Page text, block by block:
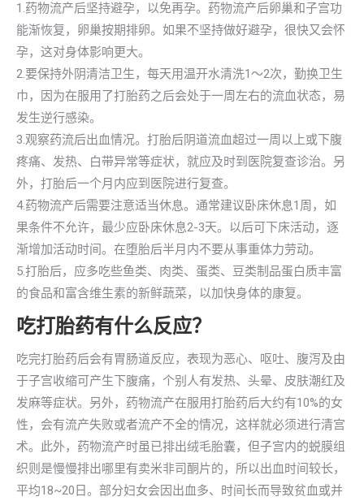
1.药物流产后坚持避孕，以免再孕。药物流产后卵巢和子宫功
能渐恢复，卵巢按期排卵。如果不坚持做好避孕，很快又会怀
孕，这对身体影响更大。
2.要保持外阴清洁卫生，每天用温开水清洗1～2次，勤换卫生
巾，因为在服用了打胎药之后会处于一周左右的流血状态，易
发生逆行感染。
3.观察药流后出血情况。打胎后阴道流血超过一周以上或下腹
疼痛、发热、白带异常等症状，就应及时到医院复查诊治。另
外，打胎后一个月内应到医院进行复查。
4.药物流产后需要注意适当休息。通常建议卧床休息1周，如
果条件不允许，最少应卧床休息2-3天。以后可下床活动，逐
渐增加活动时间。在堕胎后半月内不要从事重体力劳动。
5.打胎后，应多吃些鱼类、肉类、蛋类、豆类制品蛋白质丰富
的食品和富含维生素的新鲜蔬菜，以加快身体的康复。
吃打胎药有什么反应？
吃完打胎药后会有胃肠道反应，表现为恶心、呕吐、腹泻及由
于子宫收缩可产生下腹痛，个别人有发热、头晕、皮肤潮红及
发麻等症状。另外，药物流产在服用打胎药后大约有10%的女
性，会有流产失败或者流产不全的情况，这样就必须进行清宫
术。此外，药物流产时虽已排出绒毛胎囊，但子宫内的蜕膜组
织则是慢慢排出哪里有卖米非司酮片的，所以出血时间较长，
平均18~20日。部分妇女会因出血多、时间长而导致贫血或并